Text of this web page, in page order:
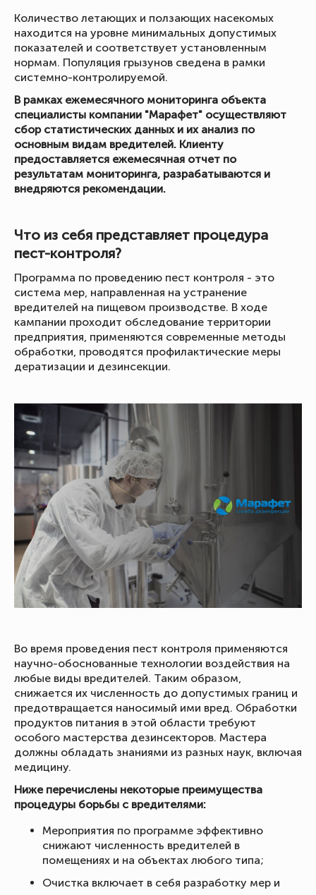
Количество летающих и ползающих насекомых
находится на уровне минимальных допустимых
показателей и соответствует установленным
нормам. Популяция грызунов сведена в рамки
системно-контролируемой.
В рамках ежемесячного мониторинга объекта
специалисты компании "Марафет" осуществляют
сбор статистических данных и их анализ по
основным видам вредителей. Клиенту
предоставляется ежемесячная отчет по
результатам мониторинга, разрабатываются и
внедряются рекомендации.
Что из себя представляет процедура
пест-контроля?
Программа по проведению пест контроля - это
система мер, направленная на устранение
вредителей на пищевом производстве. В ходе
кампании проходит обследование территории
предприятия, применяются современные методы
обработки, проводятся профилактические меры
дератизации и дезинсекции.
Во время проведения пест контроля применяются
научно-обоснованные технологии воздействия на
любые виды вредителей. Таким образом,
снижается их численность до допустимых границ и
предотвращается наносимый ими вред. Обработки
продуктов питания в этой области требуют
особого мастерства дезинсекторов. Мастера
должны обладать знаниями из разных наук, включая
медицину.
Ниже перечислены некоторые преимущества
процедуры борьбы с вредителями:
Мероприятия по программе эффективно
снижают численность вредителей в
помещениях и на объектах любого типа;
Очистка включает в себя разработку мер и